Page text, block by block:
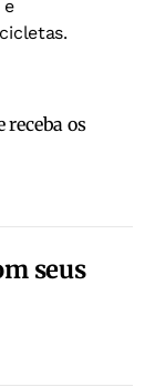
receba os
seus